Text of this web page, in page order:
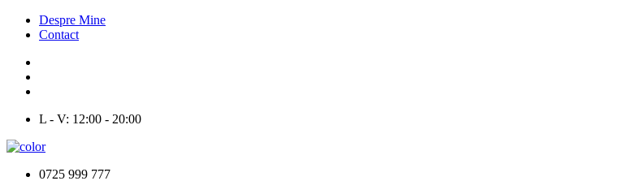
Despre Mine
Contact
L - V: 12:00 - 20:00
0725 999 777